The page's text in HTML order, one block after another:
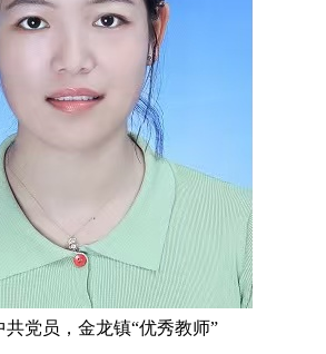
共党员，金龙镇“优秀教师”